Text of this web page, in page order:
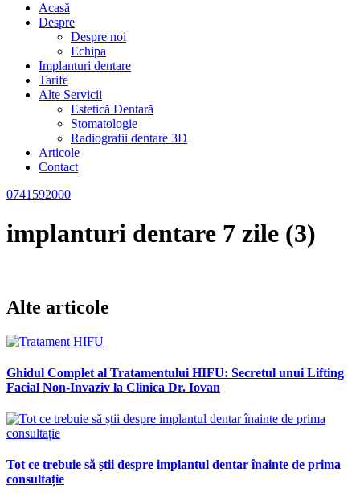
Acasă
Despre
Despre noi
Echipa
Implanturi dentare
Tarife
Alte Servicii
Estetică Dentară
Stomatologie
Radiografii dentare 3D
Articole
Contact
0741592000
implanturi dentare 7 zile (3)
Alte articole
Ghidul Complet al Tratamentului HIFU: Secretul unui Lifting
Facial Non-Invaziv la Clinica Dr. Iovan
Tot ce trebuie să știi despre implantul dentar înainte de prima
consultație